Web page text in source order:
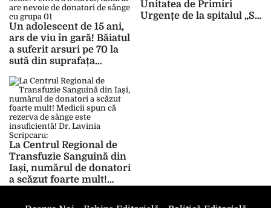
Un adolescent de 15 ani,
ars de viu în gară! Băiatul
a suferit arsuri pe 70 la
sută din suprafața
urcat pe un vagon să-și
facă un selfie! Pentru a fi
salvat, tânărul are nevoie
de donatori de sânge cu
grupa 01
Unitatea de Primiri
Urgențe de la spitalul „Sf.
La Centrul Regional de
Transfuzie Sanguină din
Iași, numărul de donatori
a scăzut foarte mult!